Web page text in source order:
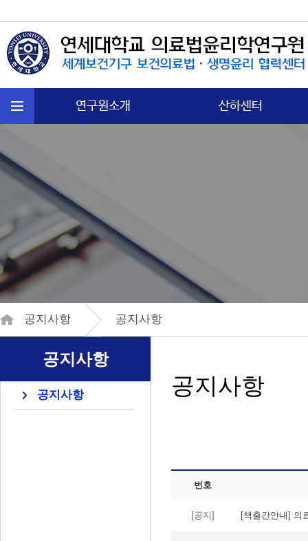
연구원소개 산하센터
공지사항 공지사항
공지사항
공지사항 공지사항
번호
[공지] [책출간안내] 의